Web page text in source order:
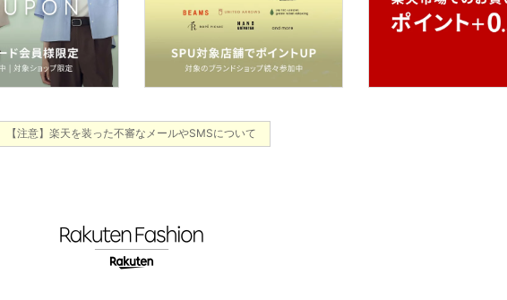
【注意】楽天を装った不審なメールやSMSについて